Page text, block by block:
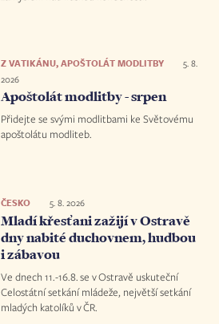
Z VATIKÁNU, APOŠTOLÁT MODLITBY
5. 8.
2026
Apoštolát modlitby - srpen
Přidejte se svými modlitbami ke Světovému
apoštolátu modliteb.
ČESKO 5. 8. 2026
Mladí křesťani zažijí v Ostravě
dny nabité duchovnem, hudbou
i zábavou
Ve dnech 11.-16.8. se v Ostravě uskuteční
Celostátní setkání mládeže, největší setkání
mladých katolíků v ČR.